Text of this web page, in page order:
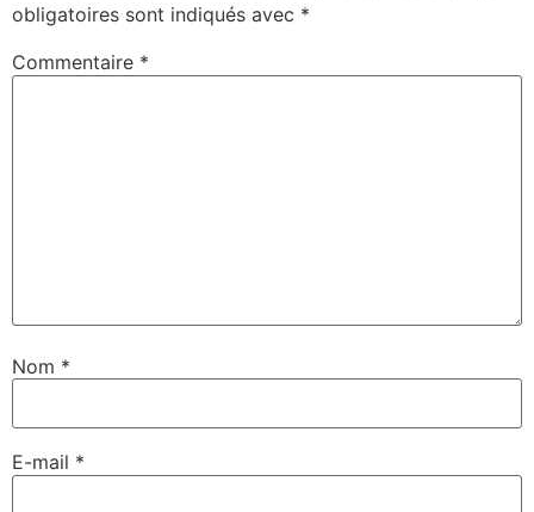
obligatoires sont indiqués avec *
Commentaire *
Nom *
E-mail *